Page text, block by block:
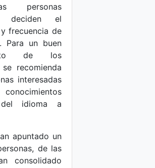
personas
deciden el
frecuencia de
Para un buen
de los
recomienda
interesadas
del idioma a
apuntado un
de las
consolidado